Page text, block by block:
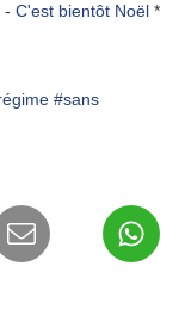
- C'est bientôt Noël *
#sans